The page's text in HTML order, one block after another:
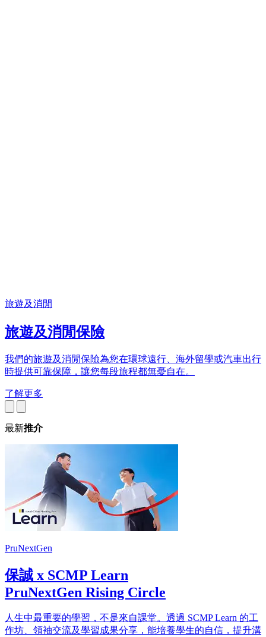
旅遊及消閒
旅遊及消閒保險
我們的旅遊及消閒保險為您在環球遠行、海外留學或汽車出行
時提供可靠保障，讓您每段旅程都無憂自在。​
了解更多
最新推介
PruNextGen
保誠 x SCMP Learn
PruNextGen Rising Circle
人生中最重要的學習，不是來自課堂。透過 SCMP Learn 的工
作坊、領袖交流及學習成果分享，能培養學生的自信，提升溝